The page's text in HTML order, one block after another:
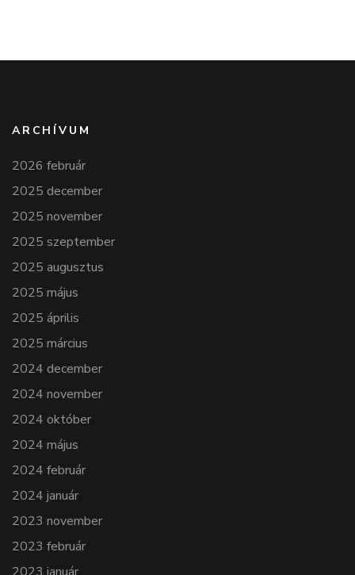
ARCHÍVUM
2026 február
2025 december
2025 november
2025 szeptember
2025 augusztus
2025 május
2025 április
2025 március
2024 december
2024 november
2024 október
2024 május
2024 február
2024 január
2023 november
2023 február